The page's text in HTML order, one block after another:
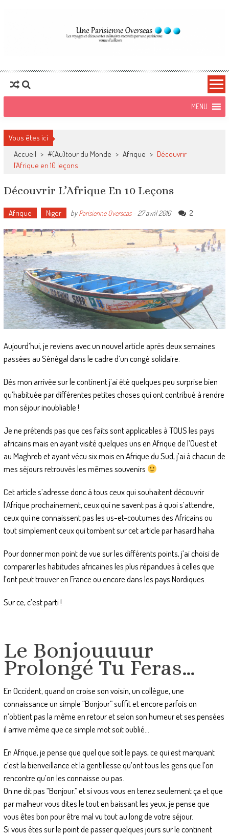
Une Parisienne
Vous êtes ici
Accueil > #(Au)tour du Monde > Afrique > Découvrir
l’Afrique en 10 leçons
Découvrir L’Afrique En 10 Leçons
Afrique Niger byParisienne Overseas- 27 avril 2016 2
Aujourd’hui, je reviens avec un nouvel article après deux semaines
passées au Sénégal dans le cadre d’un congé solidaire.
Dès mon arrivée sur le continent j’ai été quelques peu surprise bien
qu’habituée par différentes petites choses qui ont contribué à rendre
mon séjour inoubliable !
Je ne prétends pas que ces faits sont applicables à TOUS les pays
africains mais en ayant visité quelques uns en Afrique de l’Ouest et
au Maghreb et ayant vécu six mois en Afrique du Sud, j’ai à chacun de
mes séjours retrouvés les mêmes souvenirs
Cet article s’adresse donc à tous ceux qui souhaitent découvrir
l’Afrique prochainement, ceux qui ne savent pas à quoi s’attendre,
ceux qui ne connaissent pas les us-et-coutumes des Africains ou
tout simplement ceux qui tombent sur cet article par hasard haha.
Pour donner mon point de vue sur les différents points, j’ai choisi de
comparer les habitudes africaines les plus répandues à celles que
l’ont peut trouver en France ou encore dans les pays Nordiques.
Sur ce, c’est parti !
Le Bonjouuuur
Prolongé Tu Feras…
En Occident, quand on croise son voisin, un collègue, une
connaissance un simple “Bonjour” suffit et encore parfois on
n’obtient pas la même en retour et selon son humeur et ses pensées
il arrive même que ce simple mot soit oublié…
En Afrique, je pense que quel que soit le pays, ce qui est marquant
c’est la bienveillance et la gentillesse qu’ont tous les gens que l’on
rencontre qu’on les connaisse ou pas.
On ne dit pas “Bonjour.” et si vous vous en tenez seulement ça et que
par malheur vous dites le tout en baissant les yeux, je pense que
vous êtes bon pour être mal vu tout au long de votre séjour.
Si vous êtes sur le point de passer quelques jours sur le continent